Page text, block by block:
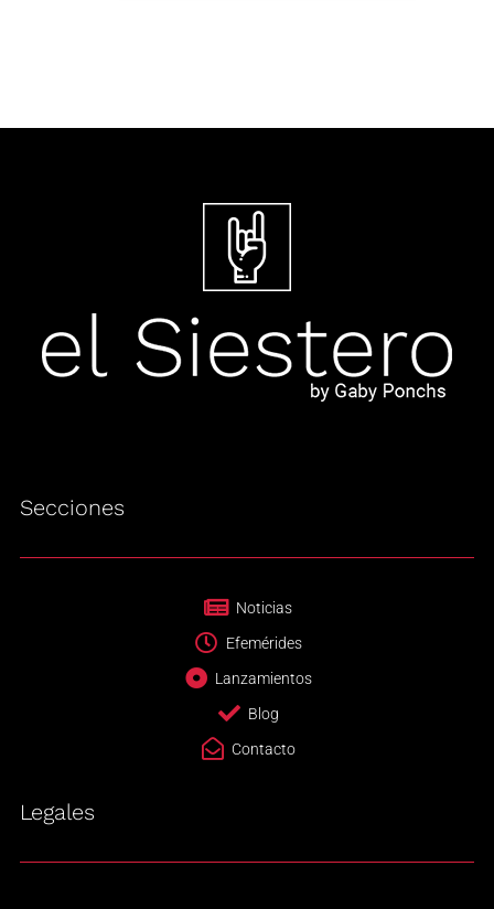
Secciones
Noticias
Efemérides
Lanzamientos
Blog
Contacto
Legales